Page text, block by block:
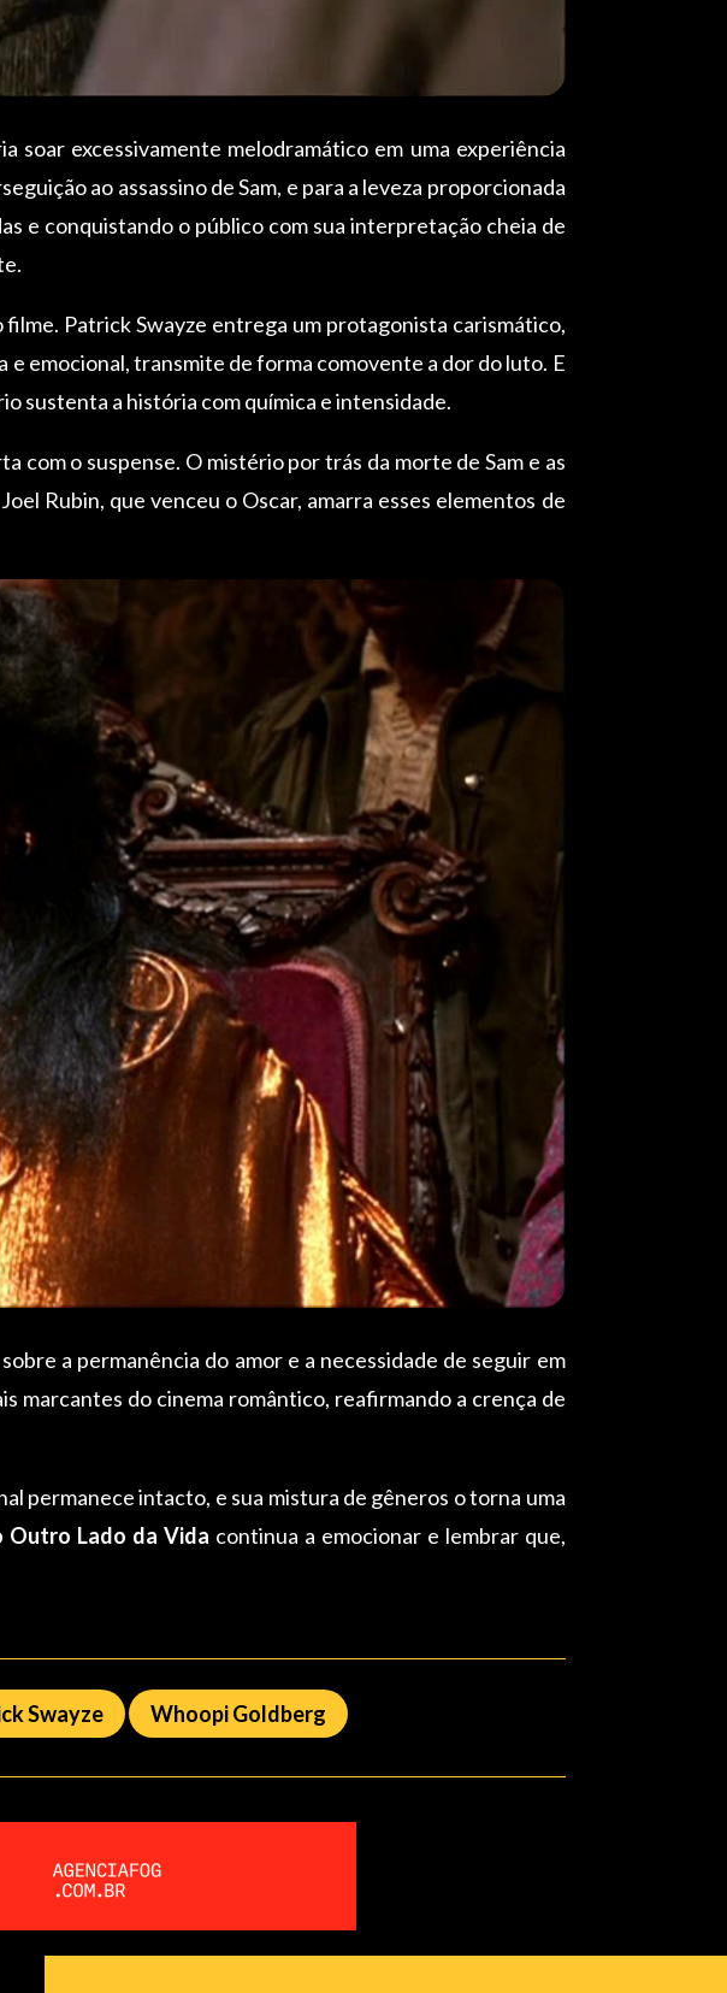
excessivamente melodramático em uma experiência
ao assassino de Sam, e para a leveza proporcionada
e conquistando o público com sua interpretação cheia de
Patrick Swayze entrega um protagonista carismático,
emocional, transmite de forma comovente a dor do luto. E
sustenta a história com química e intensidade.
com o suspense. O mistério por trás da morte de Sam e as
Rubin, que venceu o Oscar, amarra esses elementos de
a permanência do amor e a necessidade de seguir em
marcantes do cinema romântico, reafirmando a crença de
permanece intacto, e sua mistura de gêneros o torna uma
Outro Lado da Vida continua a emocionar e lembrar que,
Swayze Whoopi Goldberg